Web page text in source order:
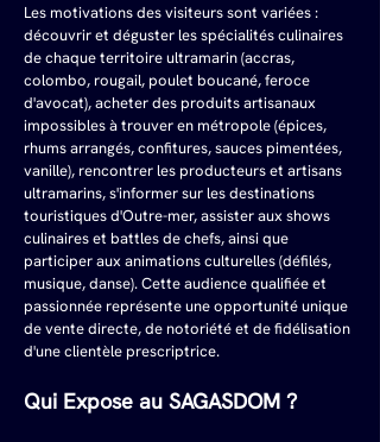
Les motivations des visiteurs sont variées :
découvrir et déguster les spécialités culinaires
de chaque territoire ultramarin (accras,
colombo, rougail, poulet boucané, feroce
d'avocat), acheter des produits artisanaux
impossibles à trouver en métropole (épices,
rhums arrangés, confitures, sauces pimentées,
vanille), rencontrer les producteurs et artisans
ultramarins, s'informer sur les destinations
touristiques d'Outre-mer, assister aux shows
culinaires et battles de chefs, ainsi que
participer aux animations culturelles (défilés,
musique, danse). Cette audience qualifiée et
passionnée représente une opportunité unique
de vente directe, de notoriété et de fidélisation
d'une clientèle prescriptrice.
Qui Expose au SAGASDOM ?